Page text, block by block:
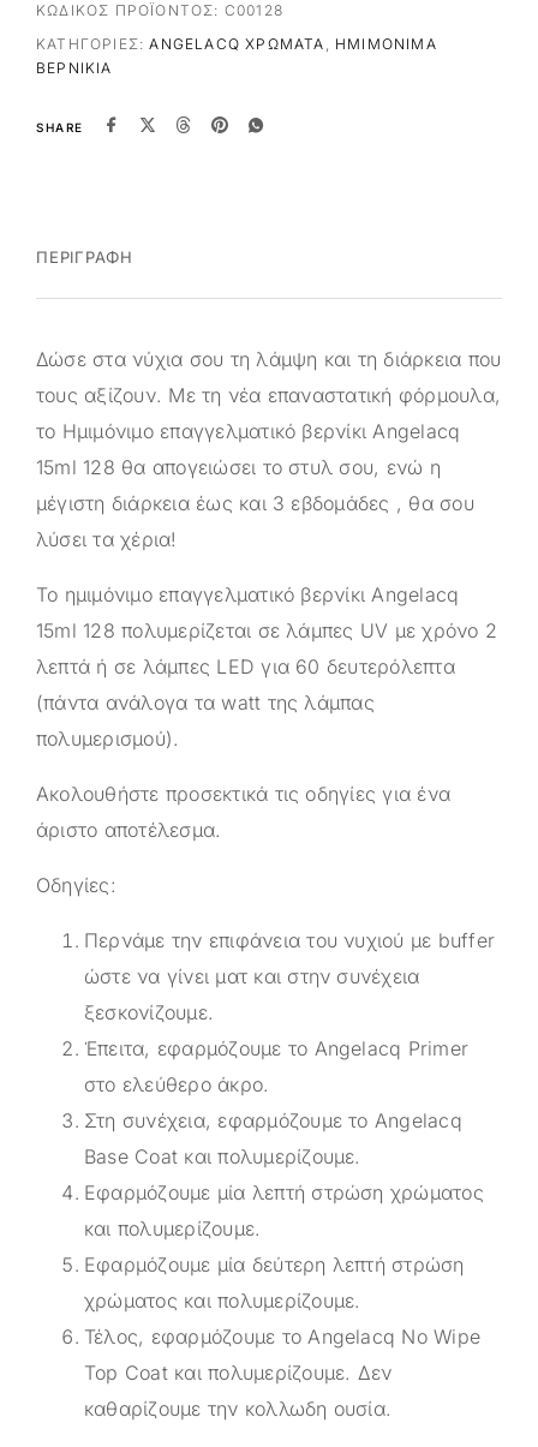
ΚΩΔΙΚΌΣ ΠΡΟΪΌΝΤΟΣ: C00128
ΚΑΤΗΓΟΡΊΕΣ:ANGELACQ ΧΡΏΜΑΤΑ , ΗΜΙΜΌΝΙΜΑ
ΒΕΡΝΊΚΙΑ
SHARE
ΠΕΡΙΓΡΑΦΉ
Δώσε στα νύχια σου τη λάμψη και τη διάρκεια που
τους αξίζουν. Με τη νέα επαναστατική φόρμουλα,
το Ημιμόνιμο επαγγελματικό βερνίκι Angelacq
15ml 128 θα απογειώσει το στυλ σου, ενώ η
μέγιστη διάρκεια έως και 3 εβδομάδες , θα σου
λύσει τα χέρια!
Το ημιμόνιμο επαγγελματικό βερνίκι Angelacq
15ml 128 πολυμερίζεται σε λάμπες UV με χρόνο 2
λεπτά ή σε λάμπες LED για 60 δευτερόλεπτα
(πάντα ανάλογα τα watt της λάμπας
πολυμερισμού).
Ακολουθήστε προσεκτικά τις οδηγίες για ένα
άριστο αποτέλεσμα.
Οδηγίες:
Περνάμε την επιφάνεια του νυχιού με buffer
ώστε να γίνει ματ και στην συνέχεια
ξεσκονίζουμε.
Έπειτα, εφαρμόζουμε το Angelacq Primer
στο ελεύθερο άκρο.
Στη συνέχεια, εφαρμόζουμε το Angelacq
Base Coat και πολυμερίζουμε.
Εφαρμόζουμε μία λεπτή στρώση χρώματος
και πολυμερίζουμε.
Εφαρμόζουμε μία δεύτερη λεπτή στρώση
χρώματος και πολυμερίζουμε.
Τέλος, εφαρμόζουμε το Angelacq Νο Wipe
Top Coat και πολυμερίζουμε. Δεν
καθαρίζουμε την κολλωδη ουσία.